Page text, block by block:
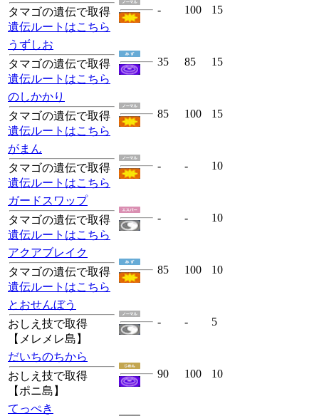
タマゴの遺伝で取得
遺伝ルートはこちら
- 100 15
うずしお
タマゴの遺伝で取得
遺伝ルートはこちら
35 85 15
のしかかり
タマゴの遺伝で取得
遺伝ルートはこちら
85 100 15
がまん
タマゴの遺伝で取得
遺伝ルートはこちら
- - 10
ガードスワップ
タマゴの遺伝で取得
遺伝ルートはこちら
- - 10
アクアブレイク
タマゴの遺伝で取得
遺伝ルートはこちら
85 100 10
とおせんぼう
おしえ技で取得
【メレメレ島】
- - 5
だいちのちから
おしえ技で取得
【ポニ島】
90 100 10
てっぺき